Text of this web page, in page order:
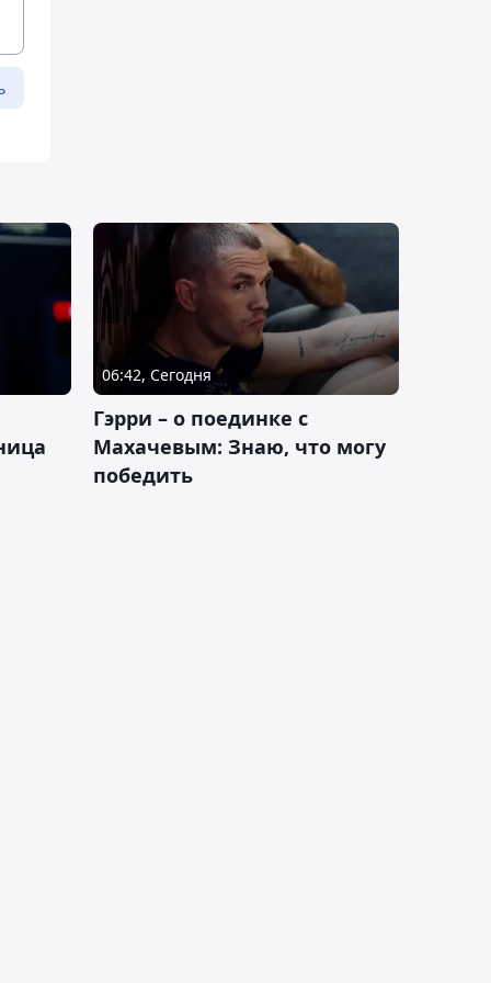
06:42, Сегодня
Гэрри – о поединке с
Махачевым: Знаю, что могу
победить